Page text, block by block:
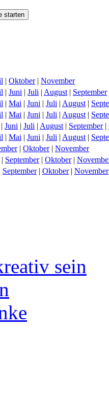
| Oktober| November
| Juni | Juli | August | September
| Mai | Juni | Juli | August |
| Mai | Juni | Juli | August |
| Juni | Juli | August | September|
| Mai | Juni | Juli | August |
| Oktober| November
| September| Oktober|
September| Oktober| November
sein